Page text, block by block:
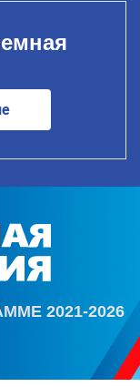
2021-2026